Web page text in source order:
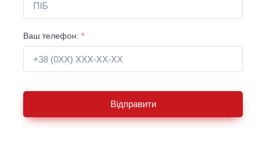
Ваш телефон: *
Відправити